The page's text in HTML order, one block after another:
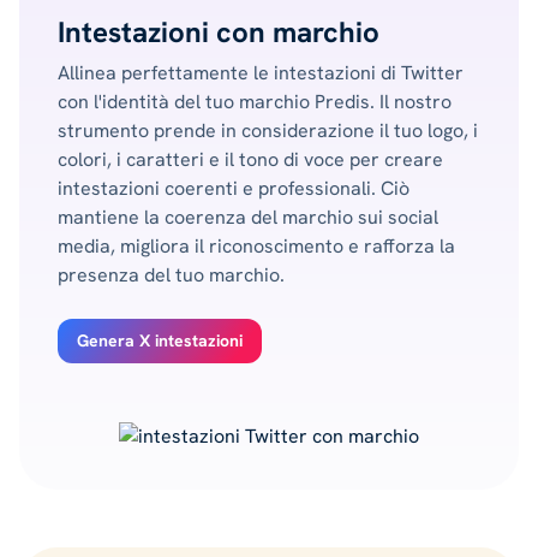
Intestazioni con marchio
Allinea perfettamente le intestazioni di Twitter
con l'identità del tuo marchio Predis. Il nostro
strumento prende in considerazione il tuo logo, i
colori, i caratteri e il tono di voce per creare
intestazioni coerenti e professionali. Ciò
mantiene la coerenza del marchio sui social
media, migliora il riconoscimento e rafforza la
presenza del tuo marchio.
Genera X intestazioni